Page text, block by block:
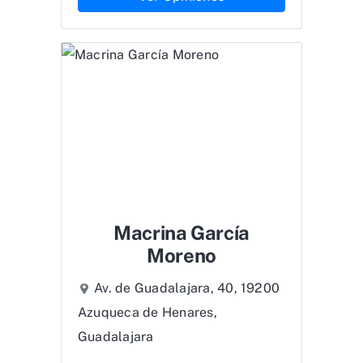
Macrina García
Moreno
Av. de Guadalajara, 40, 19200
Azuqueca de Henares,
Guadalajara